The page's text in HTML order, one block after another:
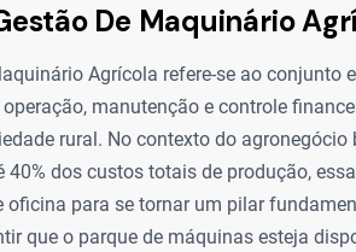
De Maquinário
Agrícola refere-se ao conjunto
manutenção e controle
rural. No contexto do
40% dos custos totais de produção,
oficina para se tornar um pilar
que o parque de máquinas esteja